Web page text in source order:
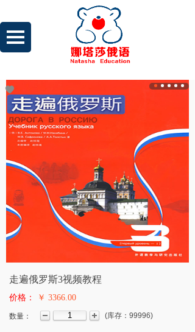
走遍俄罗斯3视频教程
价格： ￥ 3366.00
数量： (库存： 99996)